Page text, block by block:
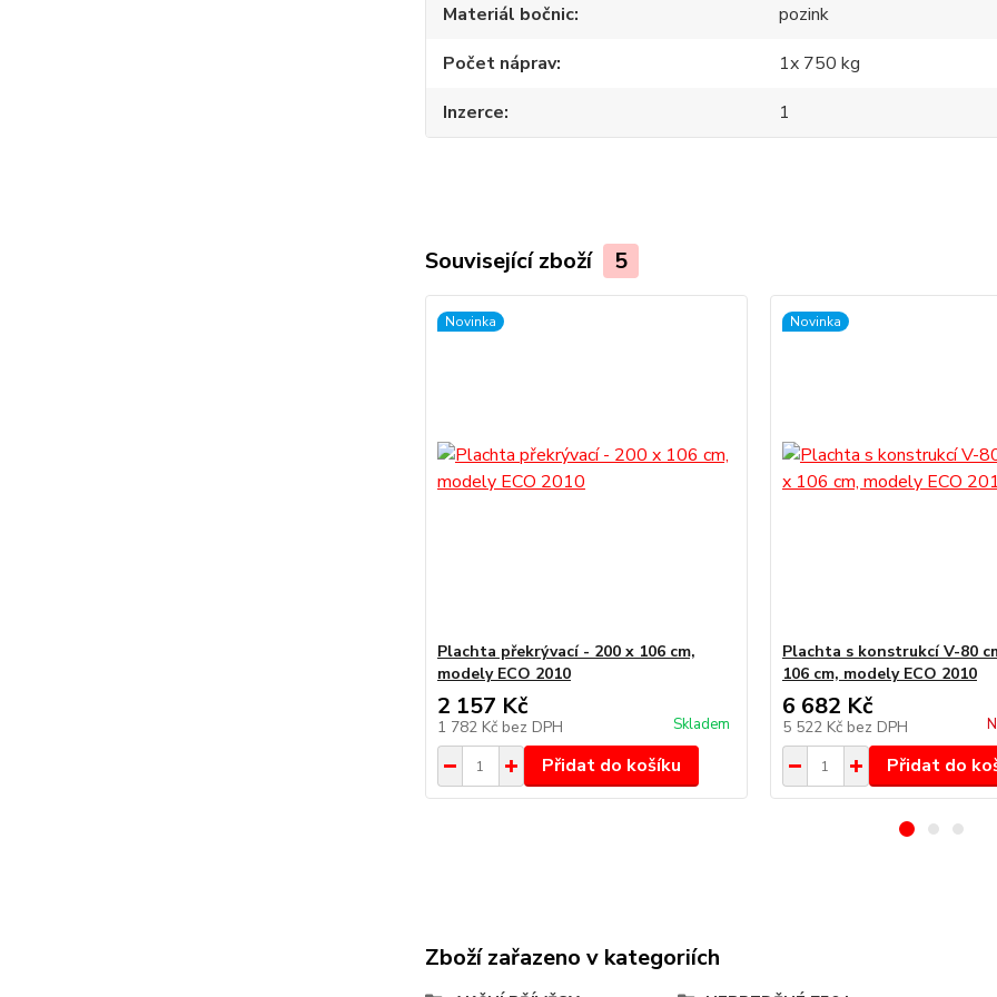
Materiál bočnic
pozink
Počet náprav
1x 750 kg
Inzerce
1
Související zboží 5
Novinka
Plachta překrývací - 200 x 106 cm,
modely ECO 2010
2 157 Kč
1 782 Kč bez DPH Skladem
Přidat do košíku
Novinka
Plachta s konstrukcí V-80
106 cm, modely ECO 2010
6 682 Kč
5 522 Kč bez DPH
Přidat do
Zboží zařazeno v kategoriích